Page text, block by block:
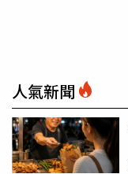
人氣新聞